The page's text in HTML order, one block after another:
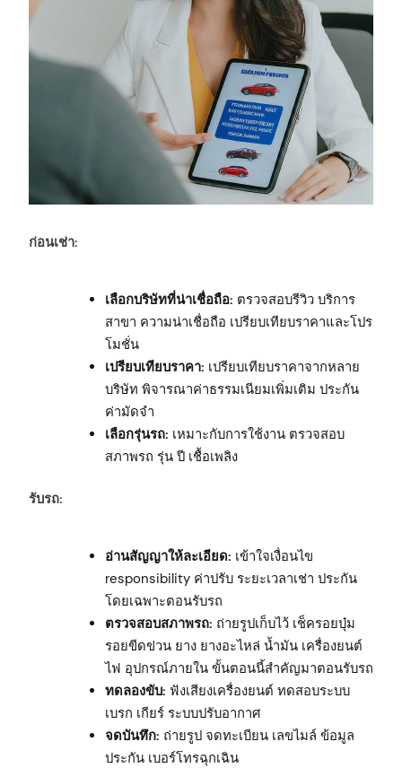
ก่อนเช่า:
เลือกบริษัทที่น่าเชื่อถือ: ตรวจสอบรีวิว บริการ
สาขา ความน่าเชื่อถือ เปรียบเทียบราคาและโปร
โมชั่น
เปรียบเทียบราคา: เปรียบเทียบราคาจากหลาย
บริษัท พิจารณาค่าธรรมเนียมเพิ่มเติม ประกัน
ค่ามัดจำ
เลือกรุ่นรถ: เหมาะกับการใช้งาน ตรวจสอบ
สภาพรถ รุ่น ปี เชื้อเพลิง
รับรถ:
อ่านสัญญาให้ละเอียด: เข้าใจเงื่อนไข
responsibility ค่าปรับ ระยะเวลาเช่า ประกัน
โดยเฉพาะตอนรับรถ
ตรวจสอบสภาพรถ: ถ่ายรูปเก็บไว้ เช็ครอยบุ๋ม
รอยขีดข่วน ยาง ยางอะไหล่ น้ำมัน เครื่องยนต์
ไฟ อุปกรณ์ภายใน ขั้นตอนนี้สำคัญมาตอนรับรถ
ทดลองขับ: ฟังเสียงเครื่องยนต์ ทดสอบระบบ
เบรก เกียร์ ระบบปรับอากาศ
จดบันทึก: ถ่ายรูป จดทะเบียน เลขไมล์ ข้อมูล
ประกัน เบอร์โทรฉุกเฉิน